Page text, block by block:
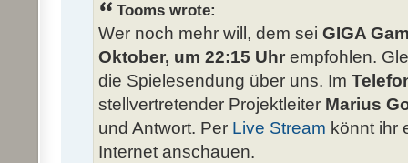
Tooms wrote:
Wer noch mehr will, dem sei GIGA
Oktober, um 22:15 Uhr empfohlen.
die Spielesendung über uns. Im
stellvertretender Projektleiter Marius
und Antwort. Per Live Stream könnt ihr
Internet anschauen.